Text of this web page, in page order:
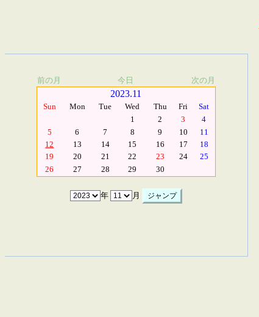
前の月 今日 次の月
2023.11
Sun Mon Tue Wed Thu Fri
Sat
1
2 3
4
5
6 7 8 9 10
11
12
13 14 15 16 17
18
19
20 21 22 23 24
25
26
27 28 29 30
年 月